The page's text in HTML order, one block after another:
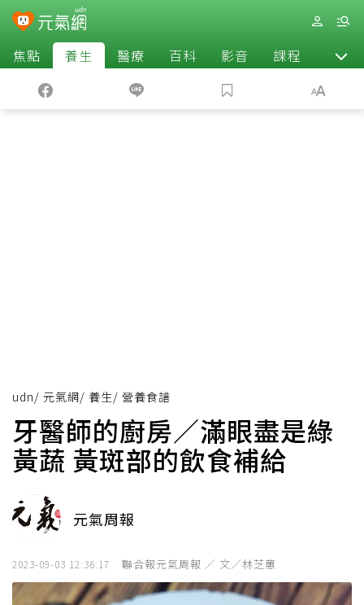
焦點 養生 醫療 百科 影音 課程 退休
udn/ 元氣網/ 養生/ 營養食譜
牙醫師的廚房／滿眼盡是綠
黃蔬 黃斑部的飲食補給
元氣周報
2023-09-03 12:36:17 聯合報元氣周報 ／ 文／林芝蕙